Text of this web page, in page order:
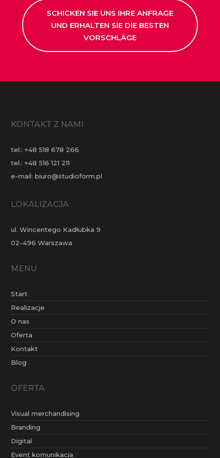
SCHICKEN SIE UNS IHRE ANFRAGE
UND ERHALTEN SIE DIE BESTEN
VORSCHLÄGE
KONTAKT Z NAMI
tel.:+48 518 678 266
tel.:+48 516 121 211
e-mail:biuro@studioform.pl
LOKALIZACJA
ul. Wincentego Kadłubka 9
02-496 Warszawa
MENU
Start
Realizacje
O nas
Oferta
Kontakt
Blog
OFERTA
Visual merchandising
Branding
Digital
Event komunikacja